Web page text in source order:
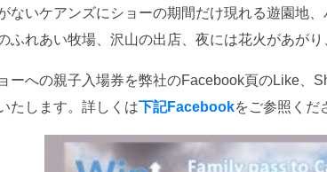
ないケアンズにショーの期間だけ現れる遊園地、
ふれあい牧場、沢山の出店、夜には花火があがり
ーへの親子入場券を弊社のFacebook頁のLike、
たします。詳しくは下記Facebookをご参照くだ